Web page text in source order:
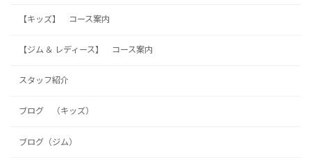
【キッズ】 コース案内
【ジム ＆ レディース】 コース案内
スタッフ紹介
ブログ （キッズ）
ブログ（ジム）